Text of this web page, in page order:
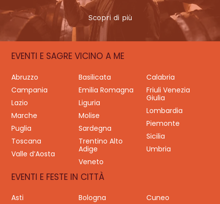
Scopri di più
EVENTI E SAGRE VICINO A ME
Abruzzo Basilicata
Calabria
Campania
Emilia Romagna
Friuli Venezia
Giulia
Lazio
Liguria
Lombardia
Marche
Molise
Piemonte
Puglia
Sardegna
Sicilia
Toscana
Trentino Alto
Adige
Umbria
Valle d’Aosta
Veneto
EVENTI E FESTE IN CITTÀ
Asti Bologna
Cuneo